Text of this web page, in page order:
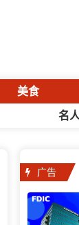
美食
名
广告